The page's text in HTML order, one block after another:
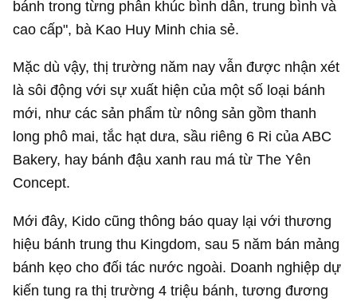
bánh trong từng phân khúc bình dân, trung bình và
cao cấp", bà Kao Huy Minh chia sẻ.
Mặc dù vậy, thị trường năm nay vẫn được nhận xét
là sôi động với sự xuất hiện của một số loại bánh
mới, như các sản phẩm từ nông sản gồm thanh
long phô mai, tắc hạt dưa, sầu riêng 6 Ri của ABC
Bakery, hay bánh đậu xanh rau má từ The Yên
Concept.
Mới đây, Kido cũng thông báo quay lại với thương
hiệu bánh trung thu Kingdom, sau 5 năm bán mảng
bánh kẹo cho đối tác nước ngoài. Doanh nghiệp dự
kiến tung ra thị trường 4 triệu bánh, tương đương